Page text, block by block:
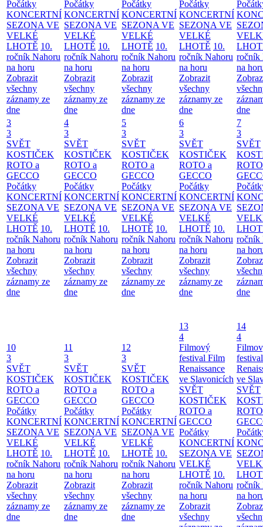
Počátky
KONCERTNÍ
SEZONA VE
VELKÉ
LHOTĚ 10.
ročník Nahoru
na horu
Zobrazit
všechny
záznamy ze
dne
Počátky
KONCERTNÍ
SEZONA VE
VELKÉ
LHOTĚ 10.
ročník Nahoru
na horu
Zobrazit
všechny
záznamy ze
dne
Počátky
KONCERTNÍ
SEZONA VE
VELKÉ
LHOTĚ 10.
ročník Nahoru
na horu
Zobrazit
všechny
záznamy ze
dne
Počátky
KONCERTNÍ
SEZONA VE
VELKÉ
LHOTĚ 10.
ročník Nahoru
na horu
Zobrazit
všechny
záznamy ze
dne
ročník
na
dne
3
3
SVĚT
KOSTIČEK
ROTO a
GECCO
Počátky
KONCERTNÍ
SEZONA VE
VELKÉ
LHOTĚ 10.
ročník Nahoru
na horu
Zobrazit
všechny
záznamy ze
dne
4
3
SVĚT
KOSTIČEK
ROTO a
GECCO
Počátky
KONCERTNÍ
SEZONA VE
VELKÉ
LHOTĚ 10.
ročník Nahoru
na horu
Zobrazit
všechny
záznamy ze
dne
5
3
SVĚT
KOSTIČEK
ROTO a
GECCO
Počátky
KONCERTNÍ
SEZONA VE
VELKÉ
LHOTĚ 10.
ročník Nahoru
na horu
Zobrazit
všechny
záznamy ze
dne
6
3
SVĚT
KOSTIČEK
ROTO a
GECCO
Počátky
KONCERTNÍ
SEZONA VE
VELKÉ
LHOTĚ 10.
ročník Nahoru
na horu
Zobrazit
všechny
záznamy ze
dne
7
3
SVĚT
ročník
na
dne
10
3
SVĚT
KOSTIČEK
ROTO a
GECCO
Počátky
KONCERTNÍ
SEZONA VE
VELKÉ
LHOTĚ 10.
ročník Nahoru
na horu
Zobrazit
všechny
záznamy ze
dne
11
3
SVĚT
KOSTIČEK
ROTO a
GECCO
Počátky
KONCERTNÍ
SEZONA VE
VELKÉ
LHOTĚ 10.
ročník Nahoru
na horu
Zobrazit
všechny
záznamy ze
dne
12
3
SVĚT
KOSTIČEK
ROTO a
GECCO
Počátky
KONCERTNÍ
SEZONA VE
VELKÉ
LHOTĚ 10.
ročník Nahoru
na horu
Zobrazit
všechny
záznamy ze
dne
13
4
Filmový
festival Film
Renaissance
ve Slavonicích
SVĚT
KOSTIČEK
ROTO a
GECCO
Počátky
KONCERTNÍ
SEZONA VE
VELKÉ
LHOTĚ 10.
ročník Nahoru
na horu
Zobrazit
všechny
14
4
ve
SVĚT
ročník
na